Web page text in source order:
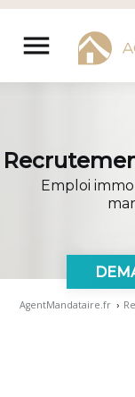
Aller
contenu
menu
Emploi
AgentMandataire.fr ›